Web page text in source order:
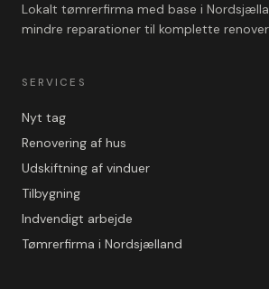
Lokalt tømrerfirma med base i
mindre reparationer til komplette
SERVICES
Nyt tag
Renovering af hus
Udskiftning af vinduer
Tilbygning
Indvendigt arbejde
Tømrerfirma i Nordsjælland